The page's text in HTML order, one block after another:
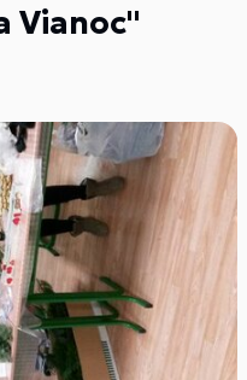
Vianoc"